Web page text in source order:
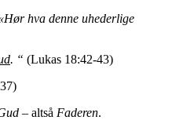
hva denne uhederlige
. “ (Lukas 18:42-43)
– altså Faderen.